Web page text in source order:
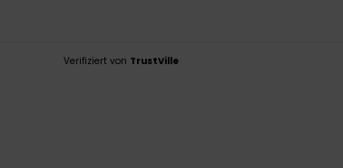
Verifiziert von TrustVille